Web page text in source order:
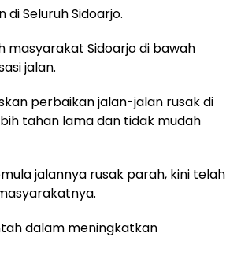
Seluruh Sidoarjo.
masyarakat Sidoarjo di bawah
jalan.
perbaikan jalan-jalan rusak di
tahan lama dan tidak mudah
jalannya rusak parah, kini telah
dalam meningkatkan